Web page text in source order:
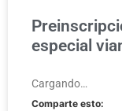
especial
Cargando…
Comparte esto: